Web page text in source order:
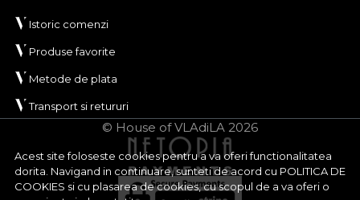
Acest site foloseste cookies pentru a va oferi functionalitatea
dorita. Navigand in continuare, sunteti de acord cu POLITICA DE
COOKIES si cu plasarea de cookies, cu scopul de a va oferi o
Istoric comenzi
Produse favorite
Metode de plata
Transport si retururi
© House of VLAdiLA 2026